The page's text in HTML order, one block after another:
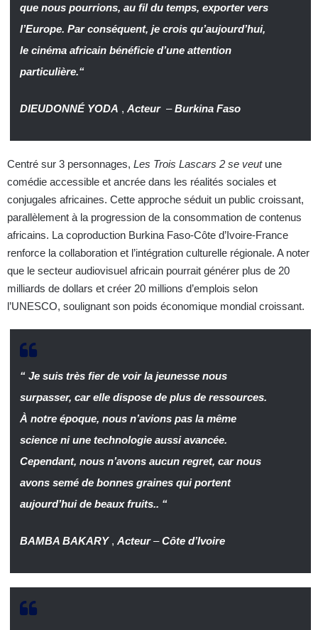
que nous pourrions, au fil du temps, exporter vers
l’Europe. Par conséquent, je crois qu’aujourd’hui,
le cinéma africain bénéficie d’une attention
particulière.“
DIEUDONNÉ YODA , Acteur –Burkina Faso
Centré sur 3 personnages, Les Trois Lascars 2 se veutune
comédie accessible et ancrée dans les réalités sociales et
conjugales africaines. Cette approche séduit un public croissant,
parallèlement à la progression de la consommation de contenus
africains. La coproduction Burkina Faso-Côte d’Ivoire-France
renforce la collaboration et l’intégration culturelle régionale. A noter
que le secteur audiovisuel africain pourrait générer plus de 20
milliards de dollars et créer 20 millions d’emplois selon
l’UNESCO, soulignant son poids économique mondial croissant.
“ Je suis très fier de voir la jeunesse nous
surpasser, car elle dispose de plus de ressources.
À notre époque, nous n’avions pas la même
science ni une technologie aussi avancée.
Cependant, nous n’avons aucun regret, car nous
avons semé de bonnes graines qui portent
aujourd’hui de beaux fruits.. “
BAMBA BAKARY , Acteur–Côte d’Ivoire